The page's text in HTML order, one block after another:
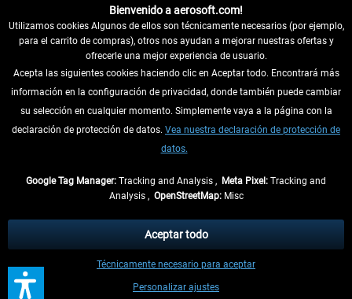
DESISTIR DEL CONTRATO
INFORMACIÓN
tasas de recepción si no se describe lo contrario
** De aplicación a envíos dentro de Alemania. Los plazos de envío para los
demás países se pueden consultar en lainformación de envío
Bienvenido a aerosoft.com!
Utilizamos cookies Algunos de ellos son técnicamente necesarios (por ejemplo,
para el carrito de compras), otros nos ayudan a mejorar nuestras ofertas y
ofrecerle una mejor experiencia de usuario.
Acepta las siguientes cookies haciendo clic en Aceptar todo. Encontrará más
información en la configuración de privacidad, donde también puede cambiar
su selección en cualquier momento. Simplemente vaya a la página con la
declaración de protección de datos. Vea nuestra declaración de protección de
datos.
Google Tag Manager: Tracking and Analysis , Meta Pixel: Tracking and
Analysis , OpenStreetMap:Misc
Personalizar ajustes
Técnicamente necesario para aceptar
Aceptar todo